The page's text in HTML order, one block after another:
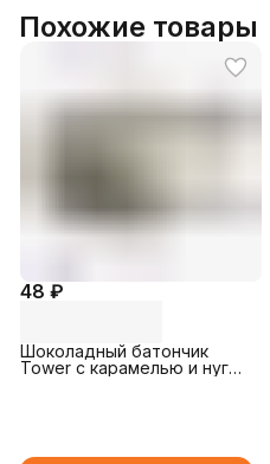
Похожие товары
48 ₽
Шоколадный батончик
Tower с карамелью и нугой